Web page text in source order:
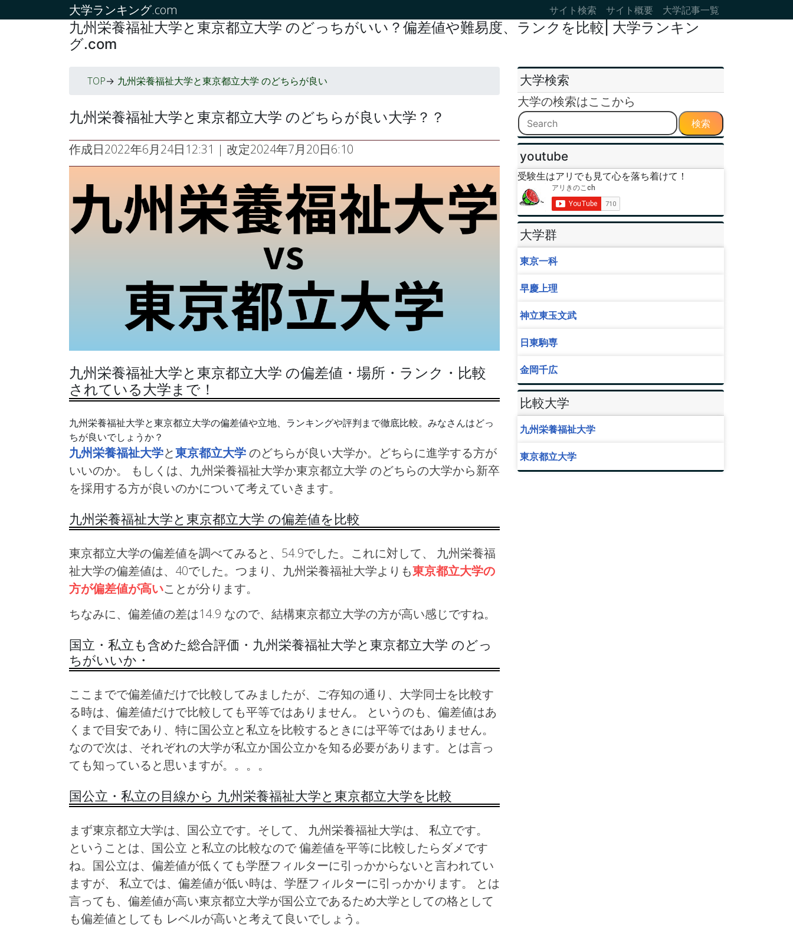
大学ランキング.com サイト検索 サイト概要 大学記事一覧
九州栄養福祉大学と東京都立大学 のどっちがいい？偏差値や難易度、ランクを比較| 大学ランキン
グ.com
TOP-> 九州栄養福祉大学と東京都立大学 のどちらが良い
九州栄養福祉大学と東京都立大学 のどちらが良い大学？？
作成日2022年6月24日12:31 | 改定2024年7月20日6:10
九州栄養福祉大学と東京都立大学 の偏差値・場所・ランク・比較
されている大学まで！
九州栄養福祉大学と東京都立大学の偏差値や立地、ランキングや評判まで徹底比較。みなさんはどっ
ちが良いでしょうか？
九州栄養福祉大学と東京都立大学のどちらが良い大学か。どちらに進学する方が
いいのか。 もしくは、九州栄養福祉大学か東京都立大学 のどちらの大学から新卒
を採用する方が良いのかについて考えていきます。
九州栄養福祉大学と東京都立大学 の偏差値を比較
東京都立大学の偏差値を調べてみると、54.9でした。これに対して、 九州栄養福
祉大学の偏差値は、40でした。つまり、九州栄養福祉大学よりも東京都立大学の
方が偏差値が高いことが分ります。
ちなみに、偏差値の差は14.9 なので、結構東京都立大学の方が高い感じですね。
国立・私立も含めた総合評価・九州栄養福祉大学と東京都立大学 のどっ
ちがいいか・
ここまでで偏差値だけで比較してみましたが、ご存知の通り、大学同士を比較す
る時は、偏差値だけで比較しても平等ではありません。 というのも、偏差値はあ
くまで目安であり、特に国公立と私立を比較するときには平等ではありません。
なので次は、それぞれの大学が私立か国公立かを知る必要があります。とは言っ
ても知っていると思いますが。。。。
国公立・私立の目線から 九州栄養福祉大学と東京都立大学を比較
まず東京都立大学は、国公立です。そして、 九州栄養福祉大学は、 私立です。
ということは、国公立 と私立の比較なので 偏差値を平等に比較したらダメです
ね。国公立は、偏差値が低くても学歴フィルターに引っかからないと言われてい
ますが、 私立では、偏差値が低い時は、学歴フィルターに引っかかります。
とは
言っても、偏差値が高い東京都立大学が国公立であるため大学としての格として
も偏差値としても レベルが高いと考えて良いでしょう。
大学検索
大学の検索はここから
検索
youtube
受験生はアリでも見て心を落ち着けて！
大学群
東京一科
早慶上理
神立東玉文武
日東駒専
金岡千広
比較大学
九州栄養福祉大学
東京都立大学